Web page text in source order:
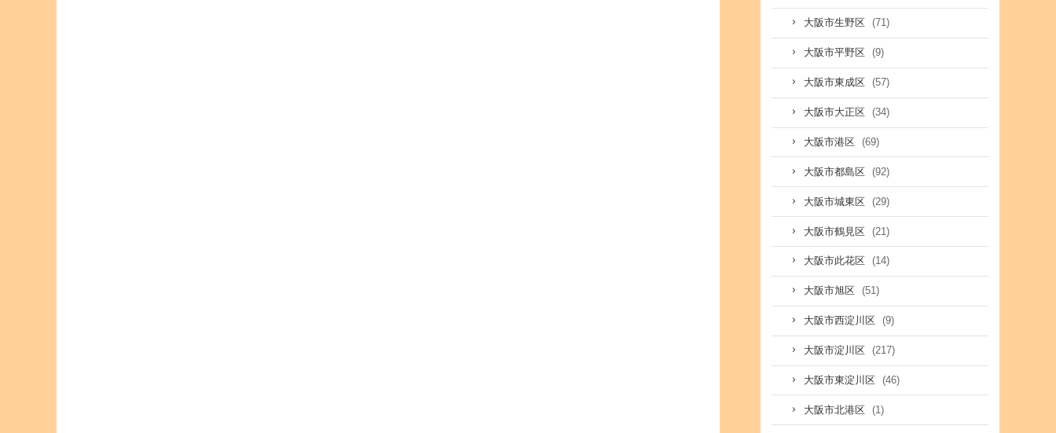
大阪市生野区 (71)
大阪市平野区 (9)
大阪市東成区 (57)
大阪市大正区 (34)
大阪市港区 (69)
大阪市都島区 (92)
大阪市城東区 (29)
大阪市鶴見区 (21)
大阪市此花区 (14)
大阪市旭区 (51)
大阪市西淀川区 (9)
大阪市淀川区 (217)
大阪市東淀川区 (46)
大阪市北港区 (1)